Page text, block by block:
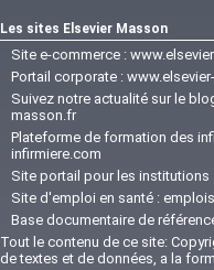
Les sites Elsevier Masson
Site e-commerce :
Portail corporate :
Suivez notre actualité sur le
masson.fr
Plateforme de formation des
infirmiere.com
Site portail pour les institutions
Site d'emploi en santé :
Base documentaire de
Tout le contenu de ce site:
de textes et de données, a la